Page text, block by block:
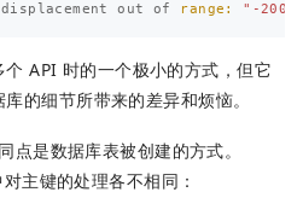
displacement out of range: "-
API 时的一个极小的方式，但它
的细节所带来的差异和烦恼。
点是数据库表被创建的方式。
主键的处理各不相同：